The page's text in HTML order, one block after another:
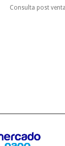
Consulta post venta